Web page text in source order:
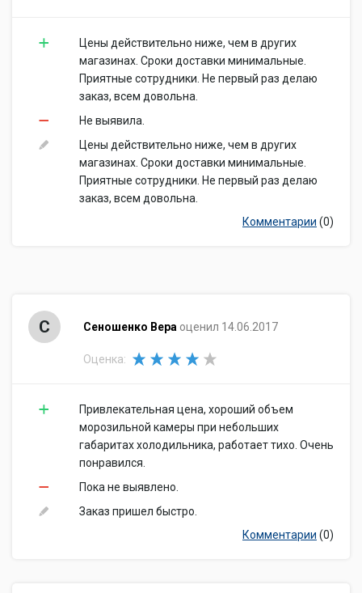
Цены действительно ниже, чем в других
магазинах. Сроки доставки минимальные.
Приятные сотрудники. Не первый раз делаю
заказ, всем довольна.
Не выявила.
Цены действительно ниже, чем в других
магазинах. Сроки доставки минимальные.
Приятные сотрудники. Не первый раз делаю
заказ, всем довольна.
Комментарии (0)
С Сеношенко Вера оценил 14.06.2017
Оценка:
Привлекательная цена, хороший объем
морозильной камеры при небольших
габаритах холодильника, работает тихо. Очень
понравился.
Пока не выявлено.
Заказ пришел быстро.
Комментарии (0)